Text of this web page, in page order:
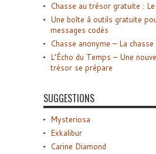
Chasse au trésor gratuite :
Une boîte à outils gratuite
messages codés
Chasse anonyme – La
L’Écho du Temps – Une
trésor se prépare
SUGGESTIONS
Mysteriosa
Exkalibur
Carine Diamond